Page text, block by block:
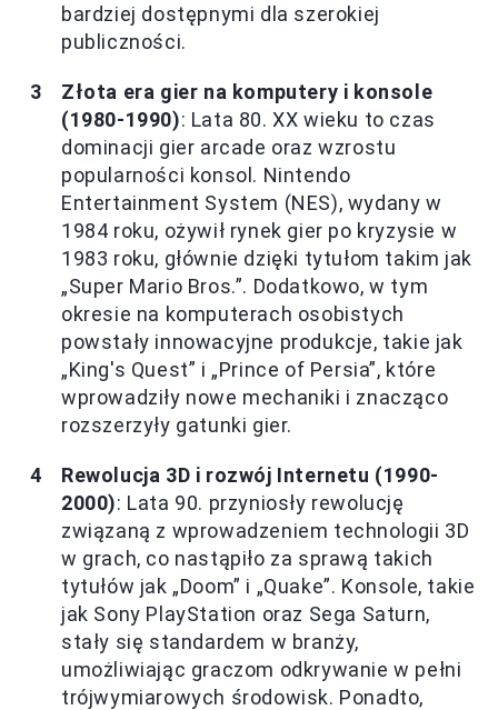
bardziej dostępnymi dla szerokiej
publiczności.
Złota era gier na komputery i konsole
(1980-1990): Lata 80. XX wieku to czas
dominacji gier arcade oraz wzrostu
popularności konsol. Nintendo
Entertainment System (NES), wydany w
1984 roku, ożywił rynek gier po kryzysie w
1983 roku, głównie dzięki tytułom takim jak
„Super Mario Bros.”. Dodatkowo, w tym
okresie na komputerach osobistych
powstały innowacyjne produkcje, takie jak
„King's Quest” i „Prince of Persia”, które
wprowadziły nowe mechaniki i znacząco
rozszerzyły gatunki gier.
Rewolucja 3D i rozwój Internetu (1990-
2000): Lata 90. przyniosły rewolucję
związaną z wprowadzeniem technologii 3D
w grach, co nastąpiło za sprawą takich
tytułów jak „Doom” i „Quake”. Konsole, takie
jak Sony PlayStation oraz Sega Saturn,
stały się standardem w branży,
umożliwiając graczom odkrywanie w pełni
trójwymiarowych środowisk. Ponadto,